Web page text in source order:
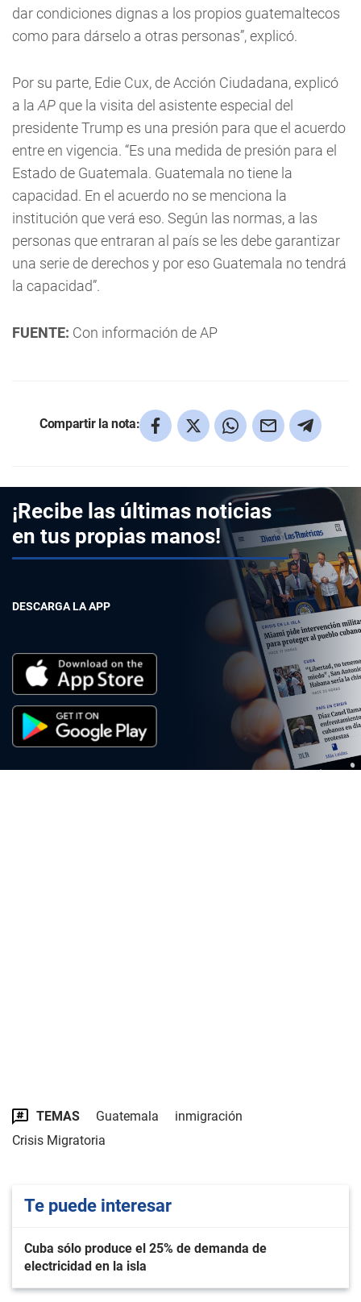
dar condiciones dignas a los propios guatemaltecos
como para dárselo a otras personas”, explicó.
Por su parte, Edie Cux, de Acción Ciudadana, explicó
a la AP que la visita del asistente especial del
presidente Trump es una presión para que el acuerdo
entre en vigencia. “Es una medida de presión para el
Estado de Guatemala. Guatemala no tiene la
capacidad. En el acuerdo no se menciona la
institución que verá eso. Según las normas, a las
personas que entraran al país se les debe garantizar
una serie de derechos y por eso Guatemala no tendrá
la capacidad”.
FUENTE: Con información de AP
Compartir la nota:
¡Recibe las últimas noticias
en tus propias manos!
DESCARGA LA APP
TEMAS Guatemala
inmigración
Crisis Migratoria
Te puede interesar
Cuba sólo produce el 25% de demanda de
electricidad en la isla